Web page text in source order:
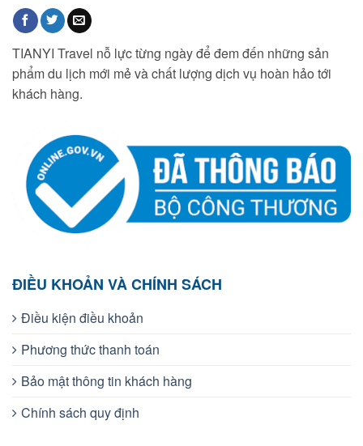
TIANYI Travel nỗ lực từng ngày để đem đến những sản
phẩm du lịch mới mẻ và chất lượng dịch vụ hoàn hảo tới
khách hàng.
ĐIỀU KHOẢN VÀ CHÍNH SÁCH
Điều kiện điều khoản
Phương thức thanh toán
Bảo mật thông tin khách hàng
Chính sách quy định